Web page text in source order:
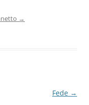
→
Fede →